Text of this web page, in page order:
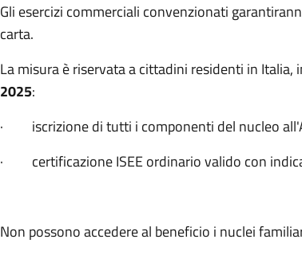
Gli esercizi commerciali convenzionati
carta.
La misura è riservata a cittadini residenti in Italia,
2025:
· iscrizione di tutti i componenti del nucleo
· certificazione ISEE ordinario valido con
Non possono accedere al beneficio i nuclei